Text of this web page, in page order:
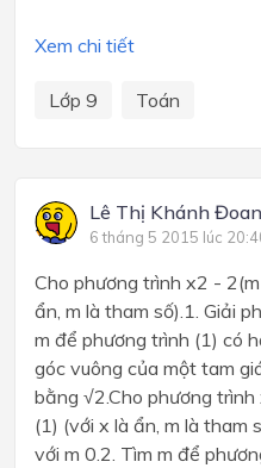
Xem chi tiết
Lớp 9 Toán
Lê Thị Khánh Đoan
6 tháng 5 2015 lúc
Cho phương trình x2 -
ẩn, m là tham số).1. Giải
m để phương trình (1) có
góc vuông của một tam
bằng √2.Cho phương
(1) (với x là ẩn, m là tham
với m 0.2. Tìm m để